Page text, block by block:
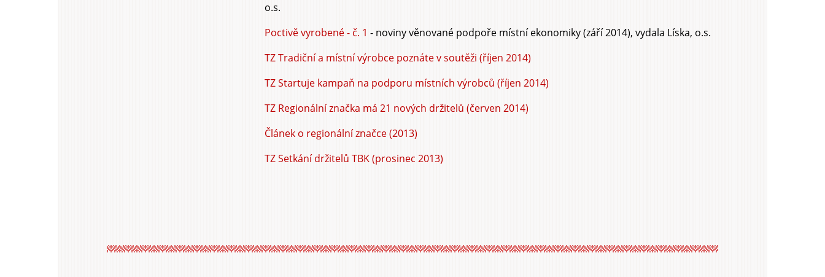
o.s.
Poctivě vyrobené - č. 1 - noviny věnované podpoře místní ekonomiky (září 2014), vydala Líska, o.s.
TZ Tradiční a místní výrobce poznáte v soutěži (říjen 2014)
TZ Startuje kampaň na podporu místních výrobců (říjen 2014)
TZ Regionální značka má 21 nových držitelů (červen 2014)
Článek o regionální značce (2013)
TZ Setkání držitelů TBK (prosinec 2013)